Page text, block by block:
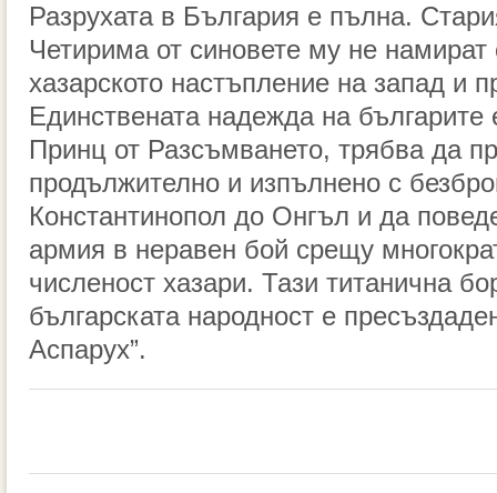
Разрухата в България е пълна.
Четирима от синовете му не
хазарското настъпление на запад и
Единствената надежда на
Принц от Разсъмването, трябва да
продължително и изпълнено с
Константинопол до Онгъл и да
армия в неравен бой срещу
численост хазари. Тази титанична
българската народност е
Аспарух”.